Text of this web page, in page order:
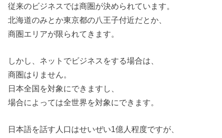
従来のビジネスでは商圏が決められています。
北海道のみとか東京都の八王子付近だとか、
商圏エリアが限られてきます。
しかし、ネットでビジネスをする場合は、
商圏はりません。
日本全国を対象にできますし、
場合によっては全世界を対象にできます。
日本語を話す人口はせいぜい1億人程度ですが、